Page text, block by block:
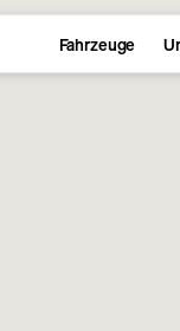
Fahrzeuge